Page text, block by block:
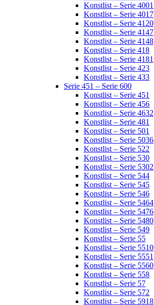
Konstlist – Serie 4001
Konstlist – Serie 4017
Konstlist – Serie 4120
Konstlist – Serie 4147
Konstlist – Serie 4148
Konstlist – Serie 418
Konstlist – Serie 4181
Konstlist – Serie 423
Konstlist – Serie 433
Serie 451 – Serie 600
Konstlist – Serie 451
Konstlist – Serie 456
Konstlist – Serie 4632
Konstlist – Serie 481
Konstlist – Serie 501
Konstlist – Serie 5036
Konstlist – Serie 522
Konstlist – Serie 530
Konstlist – Serie 5302
Konstlist – Serie 544
Konstlist – Serie 545
Konstlist – Serie 546
Konstlist – Serie 5464
Konstlist – Serie 5476
Konstlist – Serie 5480
Konstlist – Serie 549
Konstlist – Serie 55
Konstlist – Serie 5510
Konstlist – Serie 5551
Konstlist – Serie 5560
Konstlist – Serie 558
Konstlist – Serie 57
Konstlist – Serie 572
Konstlist – Serie 5918